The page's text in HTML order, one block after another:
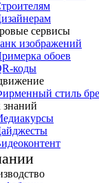
сервисы
изображений
обоев
коды
стиль
знаний